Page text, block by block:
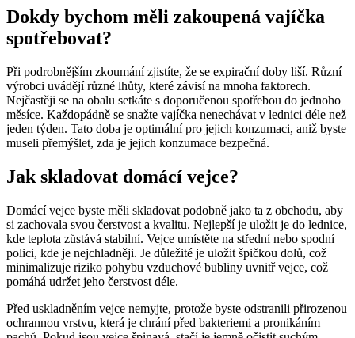
Dokdy bychom měli zakoupená vajíčka
spotřebovat?
Při podrobnějším zkoumání zjistíte, že se expirační doby liší. Různí
výrobci uvádějí různé lhůty, které závisí na mnoha faktorech.
Nejčastěji se na obalu setkáte s doporučenou spotřebou do jednoho
měsíce. Každopádně se snažte vajíčka nenechávat v lednici déle než
jeden týden. Tato doba je optimální pro jejich konzumaci, aniž byste
museli přemýšlet, zda je jejich konzumace bezpečná.
Jak skladovat domácí vejce?
Domácí vejce byste měli skladovat podobně jako ta z obchodu, aby
si zachovala svou čerstvost a kvalitu. Nejlepší je uložit je do lednice,
kde teplota zůstává stabilní. Vejce umístěte na střední nebo spodní
polici, kde je nejchladněji. Je důležité je uložit špičkou dolů, což
minimalizuje riziko pohybu vzduchové bubliny uvnitř vejce, což
pomáhá udržet jeho čerstvost déle.
Před uskladněním vejce nemyjte, protože byste odstranili přirozenou
ochrannou vrstvu, která je chrání před bakteriemi a pronikáním